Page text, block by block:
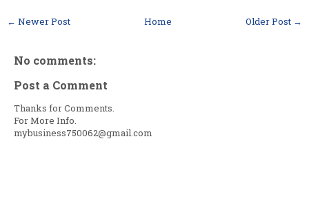
← Newer Post Older Post →
Home
No comments:
Post a Comment
Thanks for Comments.
For More Info.
mybusiness750062@gmail.com